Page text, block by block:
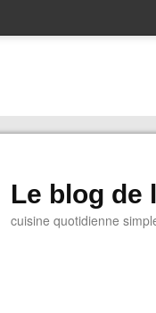
Le blog de
cuisine quotidienne